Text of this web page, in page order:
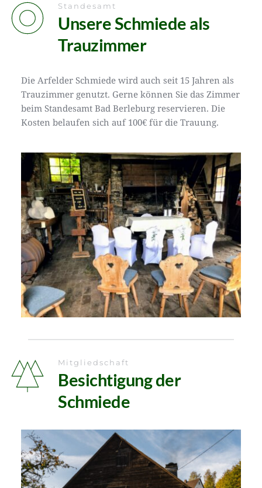
Standesamt
Unsere Schmiede als
Trauzimmer
Die Arfelder Schmiede wird auch seit 15 Jahren als
Trauzimmer genutzt. Gerne können Sie das Zimmer
beim Standesamt Bad Berleburg reservieren. Die
Kosten belaufen sich auf 100€ für die Trauung.
Mitgliedschaft
Besichtigung der
Schmiede